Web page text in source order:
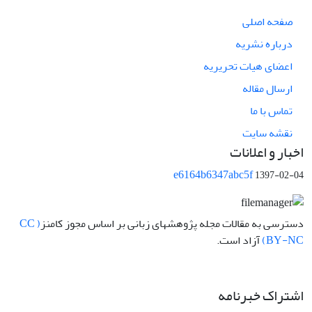
صفحه اصلی
درباره نشریه
اعضای هیات تحریریه
ارسال مقاله
تماس با ما
نقشه سایت
اخبار و اعلانات
e6164b6347abc5f1397-02-04
دسترسی به مقالات مجله پژوهشهای زبانی بر اساس مجوز کامنز ( CC
BY-NC) آزاد است.
اشتراک خبرنامه